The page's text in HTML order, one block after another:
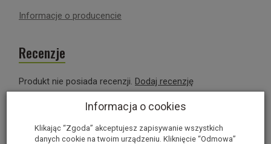
Informacje o producencie
Recenzje
Produkt nie posiada recenzji. Dodaj recenzję
Polecane produktyInformacja o cookies
Klikając “Zgoda” akceptujesz zapisywanie wszystkich
danych cookie na twoim urządzeniu. Kliknięcie “Odmowa”